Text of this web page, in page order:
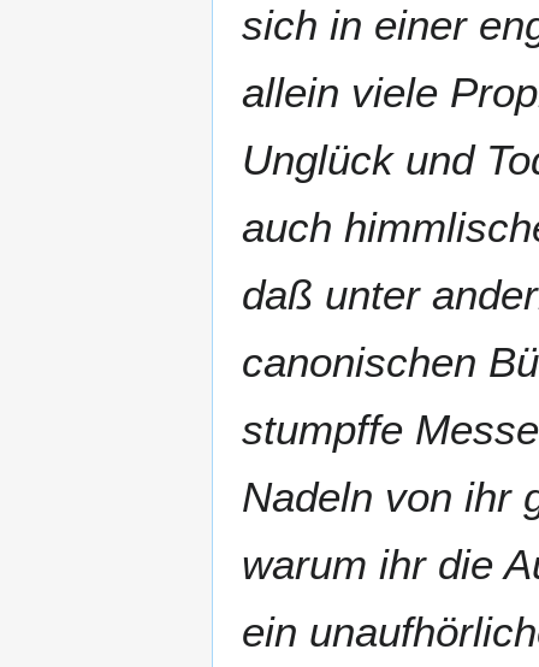
sich in einer
allein viele
Unglück und
auch
daß unter
canonischen
stumpffe
Nadeln von ihr
warum ihr die
ein